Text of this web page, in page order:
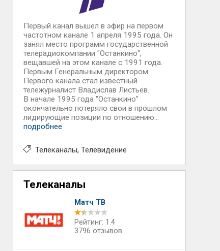
Первый канал вышел в эфир на первом
частотном канале 1 апреля 1995 года. Он
занял место программ государственной
телерадиокомпании "Останкино",
вещавшей на этом канале с 1991 года.
Первым Генеральным директором
Первого канала стал известный
тележурналист Владислав Листьев.
В начале 1995 года "Останкино"
окончательно потеряло свои в прошлом
лидирующие позиции по отношению...
подробнее
Телеканалы Телевидение
Телеканалы
Матч ТВ
Рейтинг: 1.4
3796 отзывов